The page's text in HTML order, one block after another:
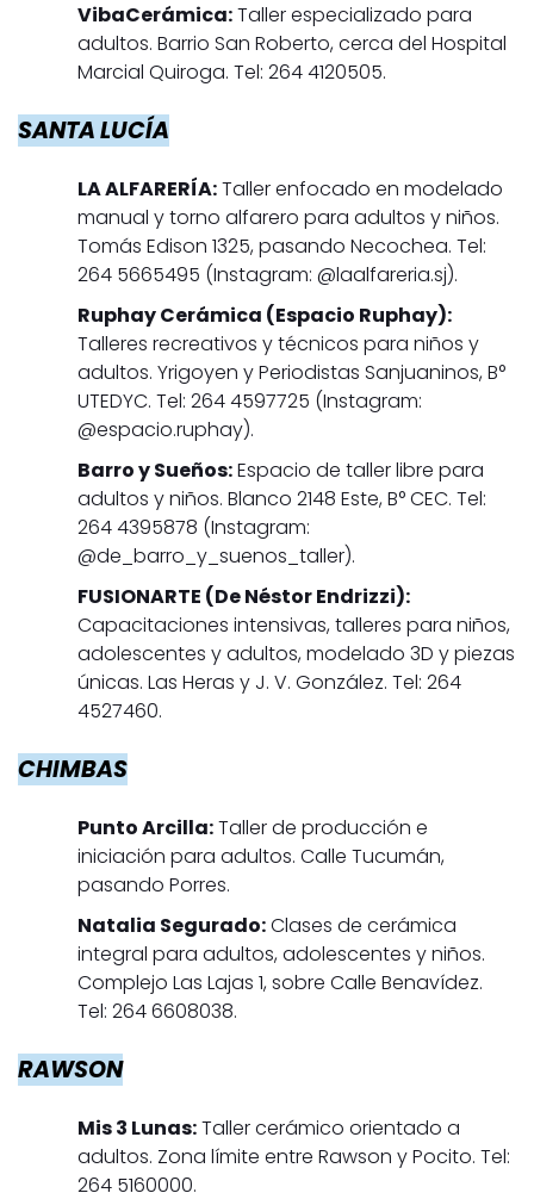
VibaCerámica:Taller especializado para
adultos. Barrio San Roberto, cerca del Hospital
Marcial Quiroga. Tel: 264 4120505.
SANTA LUCÍA
LA ALFARERÍA:Taller enfocado en modelado
manual y torno alfarero para adultos y niños.
Tomás Edison 1325, pasando Necochea. Tel:
264 5665495 (Instagram: @laalfareria.sj).
Ruphay Cerámica (Espacio Ruphay):
Talleres recreativos y técnicos para niños y
adultos. Yrigoyen y Periodistas Sanjuaninos, B°
UTEDYC. Tel: 264 4597725 (Instagram:
@espacio.ruphay).
Barro y Sueños:Espacio de taller libre para
adultos y niños. Blanco 2148 Este, B° CEC. Tel:
264 4395878 (Instagram:
@de_barro_y_suenos_taller).
FUSIONARTE (De Néstor Endrizzi):
Capacitaciones intensivas, talleres para niños,
adolescentes y adultos, modelado 3D y piezas
únicas. Las Heras y J. V. González. Tel: 264
4527460.
CHIMBAS
Punto Arcilla:Taller de producción e
iniciación para adultos. Calle Tucumán,
pasando Porres.
Natalia Segurado:Clases de cerámica
integral para adultos, adolescentes y niños.
Complejo Las Lajas 1, sobre Calle Benavídez.
Tel: 264 6608038.
RAWSON
Mis 3 Lunas:Taller cerámico orientado a
adultos. Zona límite entre Rawson y Pocito. Tel:
264 5160000.